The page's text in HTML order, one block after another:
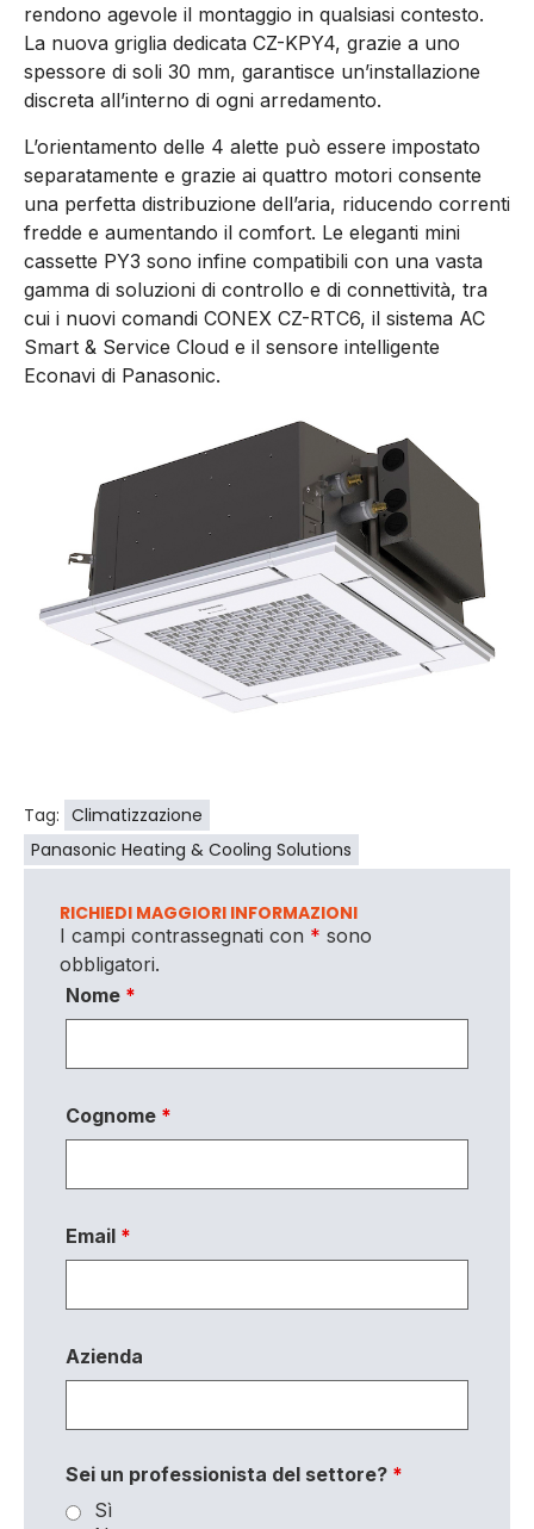
rendono agevole il montaggio in qualsiasi contesto.
La nuova griglia dedicata CZ-KPY4, grazie a uno
spessore di soli 30 mm, garantisce un’installazione
discreta all’interno di ogni arredamento.
L’orientamento delle 4 alette può essere impostato
separatamente e grazie ai quattro motori consente
una perfetta distribuzione dell’aria, riducendo correnti
fredde e aumentando il comfort. Le eleganti mini
cassette PY3 sono infine compatibili con una vasta
gamma di soluzioni di controllo e di connettività, tra
cui i nuovi comandi CONEX CZ-RTC6, il sistema AC
Smart & Service Cloud e il sensore intelligente
Econavi di Panasonic.
Tag: Climatizzazione
Panasonic Heating & Cooling Solutions
RICHIEDI MAGGIORI INFORMAZIONI
I campi contrassegnati con * sono
obbligatori.
Nome *
Cognome *
Email *
Azienda
Sei un professionista del settore? *
Sì